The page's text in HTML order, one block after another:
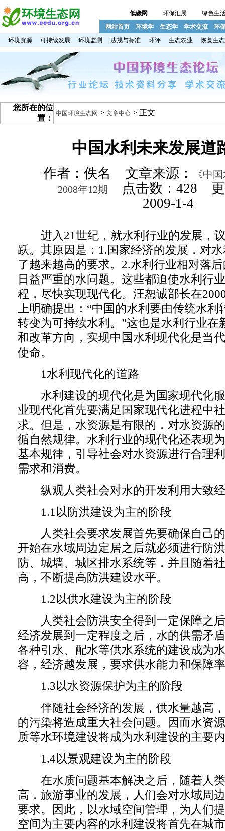
低碳网 环保汇展
绿色生
网站首页
环境学 生态学 学术交流
环
环境资源
可持续发展 环境监测 法规与标准 环评 生态农业 恢复生态
您所在的位
置：
中国环境生态网 > 文章中心 > 正文
中国水利未来发展道
作者：佚名 文章来源：
《中
2008年12期
点击数： 428 更
2009-1-4
进入21世纪，就水利行业的发展，
跃。其原因是：1.国家经济的发展，对
了越来越高的要求。2.水利行业相对落
日益严重的水问题。这些都迫使水利行
程，尽快实现现代化。汪恕诚部长在
上明确提出：“中国的水利要由传统水
转变为可持续水利。”这也是水利行业在
和改革方向，实现中国水利现代化是当
使命。
1水利现代化的道路
水利建设的现代化是为国家现代化服
业现代化首先要满足国家现代化进程中
求。但是，水资源是有限的，对水资源
循自然规律。水利行业的现代化还表现
基本规律，引导社会对水资源进行合理
需求和消费。
纵观人类社会对水的开发利用大致经
1.1以防洪建设为主的阶段
人类社会要求发展首先要确保自己的
开始在水域周边定居之后就必须进行防
防、城墙、城区排水系统等，并且随着
高，不断提高防洪建设水平。
1.2以供水建设为主的阶段
人类社会防洪安全得到一定保障之后
经济发展到一定程度之后，水的供需矛
各种引水、配水等供水系统的建设成为
容，经济越发展，要求供水能力和保障
1.3以水资源保护为主的阶段
伴随社会经济的发展，供水量越高，
的污染将造成重大社会问题。因而水资
质等水环境建设将成为水利建设的主要
1.4以景观建设为主的阶段
在水质问题基本解决之后，随着人类
高，旅游事业的发展，人们会对水域周
要求。因此，以水域空间管理，为人们
空间为主要内容的水利建设将首先在城